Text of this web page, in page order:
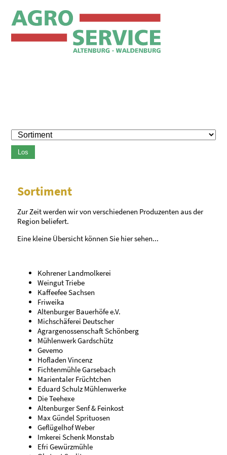
Los
Sortiment
Zur Zeit werden wir von verschiedenen Produzenten aus der
Region beliefert.
Eine kleine Übersicht können Sie hier sehen...
Kohrener Landmolkerei
Weingut Triebe
Kaffeefee Sachsen
Friweika
Altenburger Bauerhöfe e.V.
Michschäferei Deutscher
Agrargenossenschaft Schönberg
Mühlenwerk Gardschütz
Gevemo
Hofladen Vincenz
Fichtenmühle Garsebach
Marientaler Früchtchen
Eduard Schulz Mühlenwerke
Die Teehexe
Altenburger Senf & Feinkost
Max Gündel Sprituosen
Geflügelhof Weber
Imkerei Schenk Monstab
Efri Gewürzmühle